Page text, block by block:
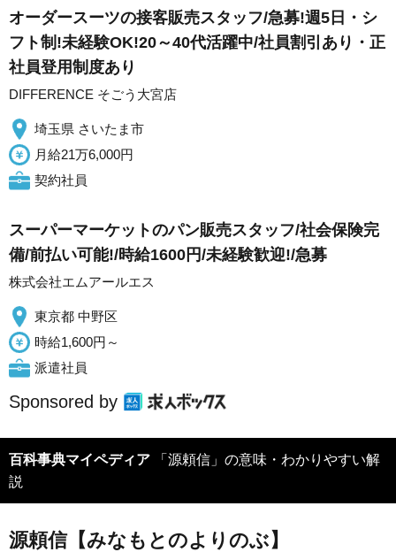
オーダースーツの接客販売スタッフ/急募!週5日・シ
フト制!未経験OK!20～40代活躍中/社員割引あり・正
社員登用制度あり
DIFFERENCE そごう大宮店
埼玉県 さいたま市
月給21万6,000円
契約社員
スーパーマーケットのパン販売スタッフ/社会保険完
備/前払い可能!/時給1600円/未経験歓迎!/急募
株式会社エムアールエス
東京都 中野区
時給1,600円～
派遣社員
Sponsored by
百科事典マイペディア 「源頼信」の意味・わかりやすい解
説
源頼信【みなもとのよりのぶ】